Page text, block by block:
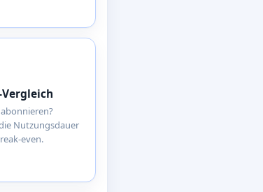
Nutzungsdauer
even.